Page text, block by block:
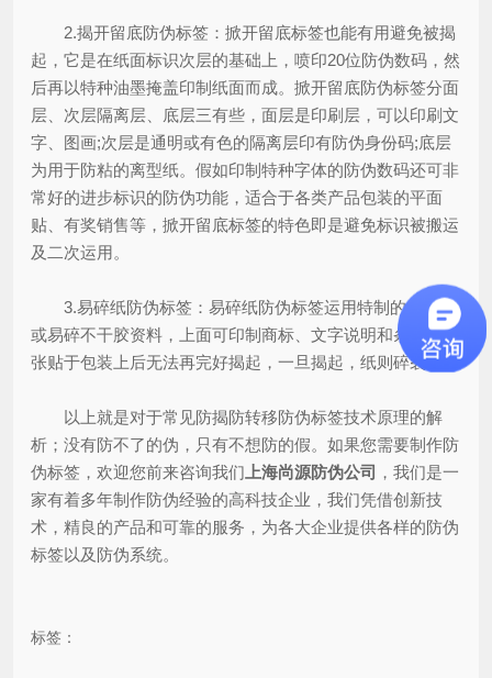
2.揭开留底防伪标签：掀开留底标签也能有用避免被揭
起，它是在纸面标识次层的基础上，喷印20位防伪数码，然
后再以特种油墨掩盖印制纸面而成。掀开留底防伪标签分面
层、次层隔离层、底层三有些，面层是印刷层，可以印刷文
字、图画;次层是通明或有色的隔离层印有防伪身份码;底层
为用于防粘的离型纸。假如印制特种字体的防伪数码还可非
常好的进步标识的防伪功能，适合于各类产品包装的平面
贴、有奖销售等，掀开留底标签的特色即是避免标识被搬运
及二次运用。
3.易碎纸防伪标签：易碎纸防伪标签运用特制的易碎纸
或易碎不干胶资料，上面可印制商标、文字说明和条形码，
张贴于包装上后无法再完好揭起，一旦揭起，纸则碎裂。
以上就是对于常见防揭防转移防伪标签技术原理的解
析；没有防不了的伪，只有不想防的假。如果您需要制作防
伪标签，欢迎您前来咨询我们 上海尚源防伪公司 ，我们是一
家有着多年制作防伪经验的高科技企业，我们凭借创新技
术，精良的产品和可靠的服务，为各大企业提供各样的防伪
标签以及防伪系统。
标签：